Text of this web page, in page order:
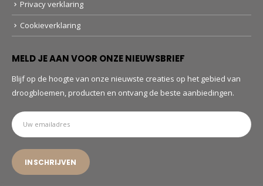
Privacy verklaring
Cookieverklaring
MELD JE AAN VOOR ONZE NIEUWSBRIEF
Blijf op de hoogte van onze nieuwste creaties op het gebied van
droogbloemen, producten en ontvang de beste aanbiedingen.